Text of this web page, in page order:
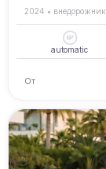
2024 • внедорожник
automatic
От